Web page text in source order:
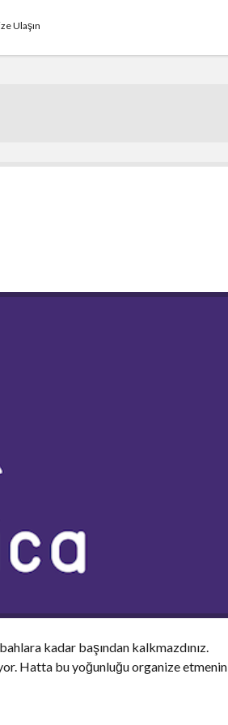
Ulaşın
kadar başından kalkmazdınız.
Hatta bu yoğunluğu organize etmenin